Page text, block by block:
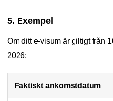
5. Exempel
Om ditt e-visum är giltigt från
2026:
Faktiskt ankomstdatum